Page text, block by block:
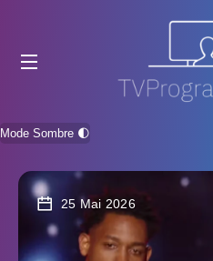
Mode Sombre 🌓
25 Mai 2026